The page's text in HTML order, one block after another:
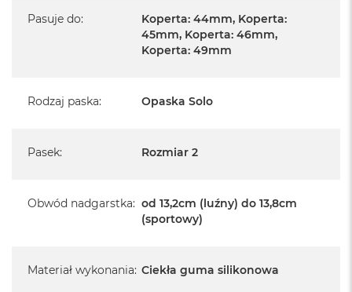
Pasuje do:
Koperta: 44mm, Koperta:
45mm, Koperta: 46mm,
Koperta: 49mm
Rodzaj paska: Opaska Solo
Pasek: Rozmiar 2
Obwód nadgarstka: od 13,2cm (luźny) do 13,8cm
(sportowy)
Materiał wykonania: Ciekła guma silikonowa